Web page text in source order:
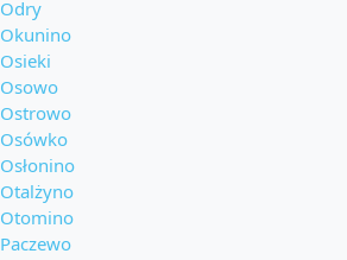
Odry
Okunino
Osieki
Osowo
Ostrowo
Osówko
Osłonino
Otalżyno
Otomino
Paczewo